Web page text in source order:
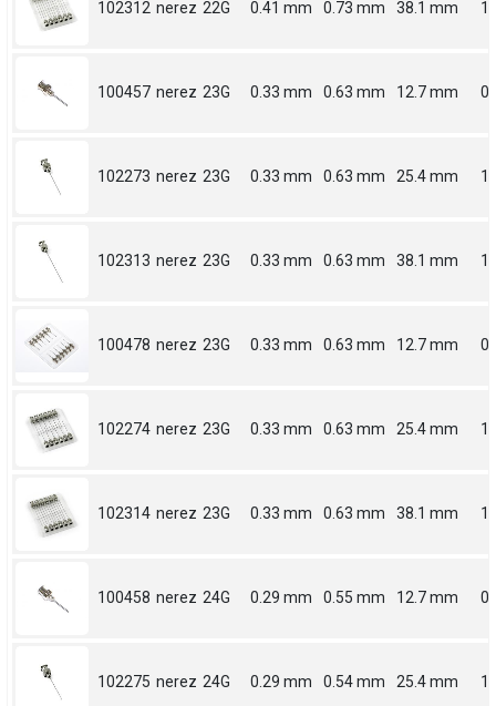
102312 nerez 22G 0.41 mm 0.73 mm 38.1 mm
100457 nerez 23G 0.33 mm 0.63 mm 12.7 mm
102273 nerez 23G 0.33 mm 0.63 mm 25.4 mm 1
102313 nerez 23G 0.33 mm 0.63 mm 38.1 mm
100478 nerez 23G 0.33 mm 0.63 mm 12.7 mm
102274 nerez 23G 0.33 mm 0.63 mm 25.4 mm 1
102314 nerez 23G 0.33 mm 0.63 mm 38.1 mm
100458 nerez 24G 0.29 mm 0.55 mm 12.7 mm
102275 nerez 24G 0.29 mm 0.54 mm 25.4 mm 1